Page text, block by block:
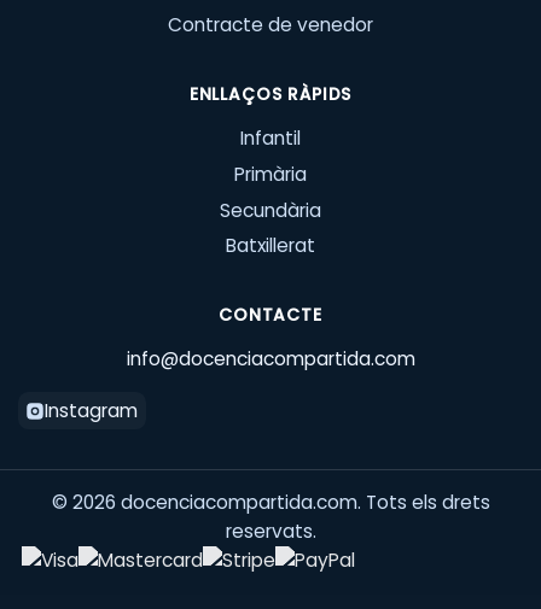
Contracte de venedor
ENLLAÇOS RÀPIDS
Infantil
Primària
Secundària
Batxillerat
CONTACTE
info@docenciacompartida.com
Instagram
© 2026 docenciacompartida.com. Tots els drets
reservats.